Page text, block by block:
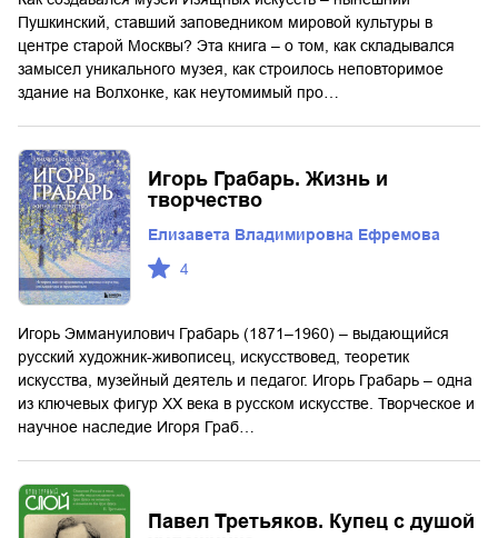
Пушкинский, ставший заповедником мировой культуры в
центре старой Москвы? Эта книга – о том, как складывался
замысел уникального музея, как строилось неповторимое
здание на Волхонке, как неутомимый про…
Игорь Грабарь. Жизнь и
творчество
Елизавета Владимировна Ефремова
4
Игорь Эммануилович Грабарь (1871–1960) – выдающийся
русский художник-живописец, искусствовед, теоретик
искусства, музейный деятель и педагог. Игорь Грабарь – одна
из ключевых фигур ХХ века в русском искусстве. Творческое и
научное наследие Игоря Граб…
Павел Третьяков. Купец с душой